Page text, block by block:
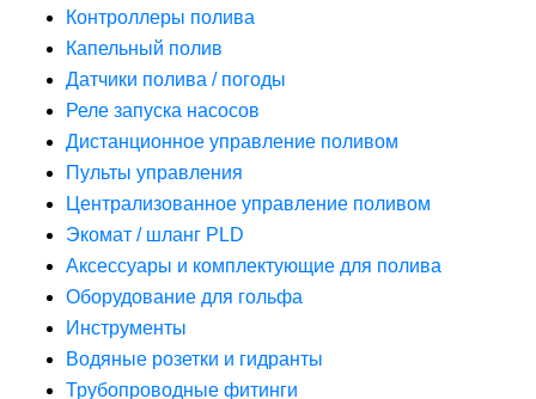
Контроллеры полива
Капельный полив
Датчики полива / погоды
Реле запуска насосов
Дистанционное управление поливом
Пульты управления
Централизованное управление поливом
Экомат / шланг PLD
Аксессуары и комплектующие для полива
Оборудование для гольфа
Инструменты
Водяные розетки и гидранты
Трубопроводные фитинги